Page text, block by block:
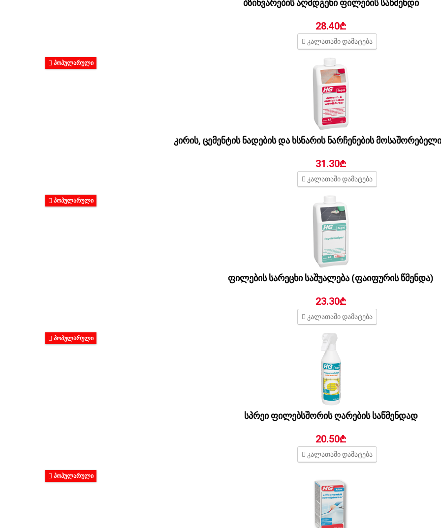
ბზინვარების აღმდგენი ფილების საწმენდი
28.40₾
კალათაში დამატება
ᲞᲝᲞᲣᲚᲐᲠᲣᲚᲘ
კირის, ცემენტის ნადების და ხსნარის ნარჩენების
31.30₾
კალათაში დამატება
ᲞᲝᲞᲣᲚᲐᲠᲣᲚᲘ
ფილების სარეცხი საშუალება (ფაიფურის წმენდა)
23.30₾
კალათაში დამატება
ᲞᲝᲞᲣᲚᲐᲠᲣᲚᲘ
სპრეი ფილებსშორის ღარების საწმენდად
20.50₾
კალათაში დამატება
ᲞᲝᲞᲣᲚᲐᲠᲣᲚᲘ